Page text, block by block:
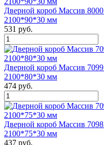
Дверной короб Массив
2100*90*30 мм
531 руб.
Дверной короб Массив
2100*80*30 мм
474 руб.
Дверной короб Массив
2100*75*30 мм
437 руб.